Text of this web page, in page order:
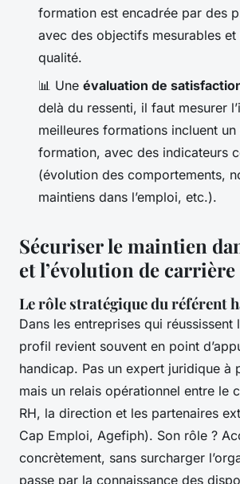
formation est encadrée par des
avec des objectifs mesurables et
qualité.
📊 Une évaluation de
delà du ressenti, il faut mesurer
meilleures formations incluent
formation, avec des indicateurs
(évolution des comportements,
maintiens dans l’emploi, etc.).
Sécuriser le maintien
et l’évolution de carrière
Le rôle stratégique du référent
Dans les entreprises qui réussissent
profil revient souvent en point
handicap. Pas un expert juridique à
mais un relais opérationnel entre le
RH, la direction et les partenaires
Cap Emploi, Agefiph). Son rôle ?
concrètement, sans surcharger
passe par la connaissance des